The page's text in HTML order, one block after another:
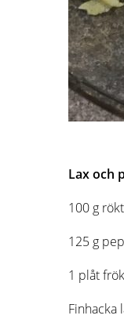
Lax och
100 g
125 g
1 plåt
Finhacka